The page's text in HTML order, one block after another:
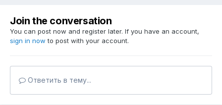
Join the conversation
You can post now and register later. If you have an account,
sign in now to post with your account.
Ответить в тему...